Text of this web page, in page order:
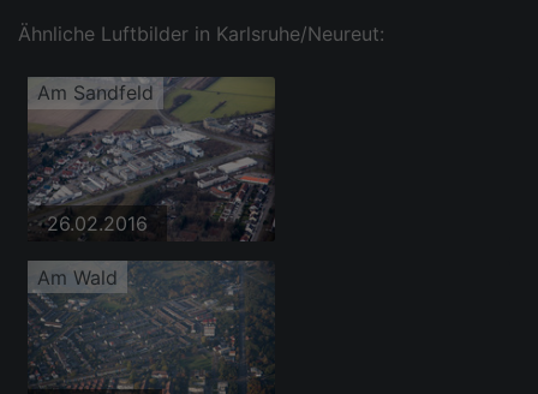
Ähnliche Luftbilder in Karlsruhe/Neureut:
Am Sandfeld
26.02.2016
Am Wald